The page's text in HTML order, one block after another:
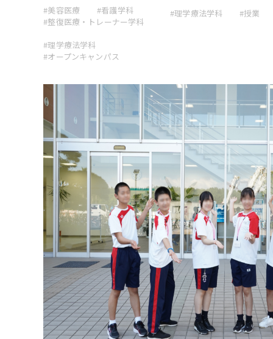
#美容医療
#看護学科
#整復医療・トレーナー学科
#理学療法学科
#オープンキャンパス
#理学療法学科
#授業